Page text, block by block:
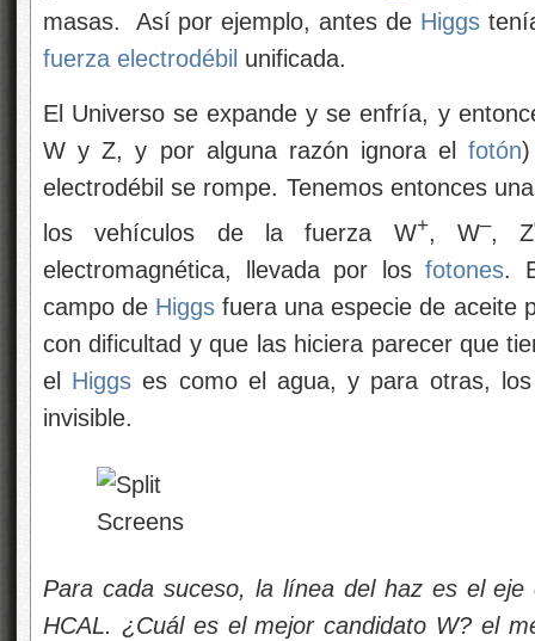
masas. Así por ejemplo, antes de Higgs
fuerza electrodébil unificada.
El Universo se expande y se enfría, y
W y Z, y por alguna razón ignora elfotón
electrodébil se rompe. Tenemos entonces
los vehículos de la fuerza W+, W–, Z
electromagnética, llevada por losfotones.
campo de Higgs fuera una especie de aceite
con dificultad y que las hiciera parecer que
el Higgs es como el agua, y para otras,
invisible.
Para cada suceso, la línea del haz es el
HCAL. ¿Cuál es el mejor candidato W? el